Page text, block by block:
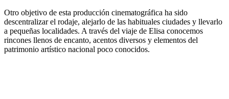
Otro objetivo de esta producción cinematográfica ha sido
descentralizar el rodaje, alejarlo de las habituales ciudades y llevarlo
a pequeñas localidades. A través del viaje de Elisa conocemos
rincones llenos de encanto, acentos diversos y elementos del
patrimonio artístico nacional poco conocidos.